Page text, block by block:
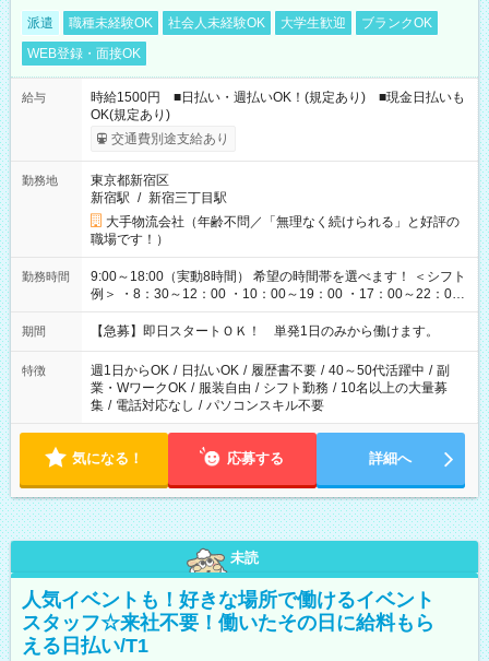
派遣 職種未経験OK 社会人未経験OK 大学生歓迎
ブランクOK
WEB登録・面接OK
給与
時給1500円 ■日払い・週払いOK！(規定あり) ■現金日払いも
OK(規定あり)
交通費別途支給あり
勤務地
東京都新宿区
新宿駅 / 新宿三丁目駅
大手物流会社（年齢不問／「無理なく続けられる」と好評の
職場です！）
勤務時間
9:00～18:00（実動8時間） 希望の時間帯を選べます！ ＜シフト
例＞ ・8：30～12：00 ・10：00～19：00 ・17：00～22：00
・13：00～22：00 ・22：00～翌6：00 など
期間 【急募】即日スタートＯＫ！ 単発1日のみから働けます。
特徴 週1日からOK / 日払いOK / 履歴書不要 / 40～50代活躍中 / 副
業・WワークOK / 服装自由 / シフト勤務 / 10名以上の大量募
集 / 電話対応なし / パソコンスキル不要
気になる！ 応募する 詳細へ
未読
人気イベントも！好きな場所で働けるイベント
スタッフ☆来社不要！働いたその日に給料もら
える日払い/T1